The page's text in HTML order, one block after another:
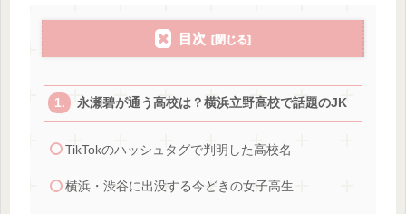
目次
永瀬碧が通う高校は？横浜立野高校で話題のJK
TikTokのハッシュタグで判明した高校名
横浜・渋谷に出没する今どきの女子高生